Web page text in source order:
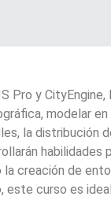
Pro y
modelar
la distribución
habilidades
creación de
curso es